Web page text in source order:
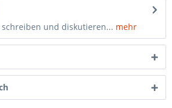
und diskutieren... mehr